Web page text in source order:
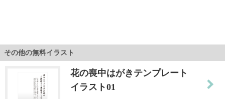
その他の無料イラスト
花の喪中はがきテンプレート
イラスト01